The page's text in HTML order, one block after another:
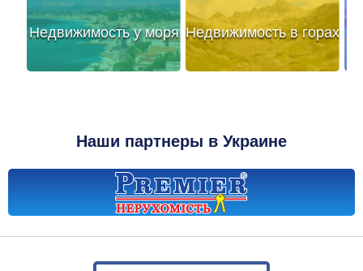
Недвижимость у моря Недвижимость в горах
Наши партнеры в Украине